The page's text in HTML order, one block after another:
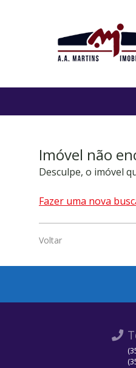
Imóvel não
Desculpe, o imóvel
Fazer uma nova
Voltar